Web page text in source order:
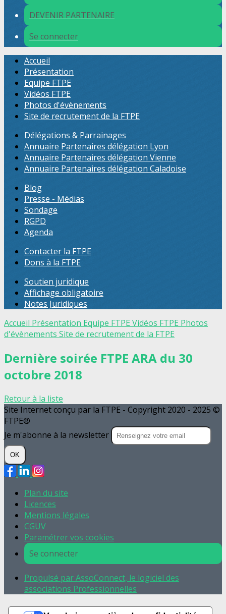
DEVENIR PARTENAIRE
Se connecter
Accueil
Présentation
Equipe FTPE
Vidéos FTPE
Photos d'évènements
Site de recrutement de la FTPE
Délégations & Parrainages
Annuaire Partenaires délégation Lyon
Annuaire Partenaires délégation Vienne
Annuaire Partenaires délégation Caladoise
Blog
Presse - Médias
Sondage
RGPD
Agenda
Contacter la FTPE
Dons à la FTPE
Soutien juridique
Affichage obligatoire
Notes Juridiques
Accueil Présentation Equipe FTPE Vidéos FTPE Photos
d'évènements Site de recrutement de la FTPE
Dernière soirée FTPE ARA du 30
octobre 2018
Retour à la liste
Site Internet conçu par la FTPE - Copyright 2020 - 2025 ©
FTPE®
Je m'abonne à la newsletter
OK
Plan du site
Licences
Mentions légales
CGUV
Paramétrer vos cookies
Se connecter
Propulsé par AssoConnect, le logiciel des
associations Professionnelles